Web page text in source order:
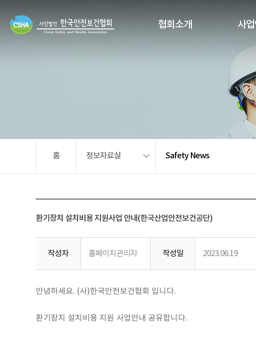
협회소개 사
홈 정보자료실 Safety News
환기장치 설치비용 지원사업 안내(한국산업안전보건공단)
작성자 홈페이지관리자 작성일 2023.06.19
안녕하세요. (사)한국안전보건협회 입니다.
환기장치 설치비용 지원 사업안내 공유합니다.